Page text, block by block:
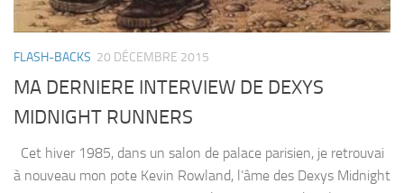
FLASH-BACKS 20 DÉCEMBRE 2015
MA DERNIERE INTERVIEW DE DEXYS
MIDNIGHT RUNNERS
Cet hiver 1985, dans un salon de palace parisien, je retrouvai
à nouveau mon pote Kevin Rowland, l’âme des Dexys Midnight